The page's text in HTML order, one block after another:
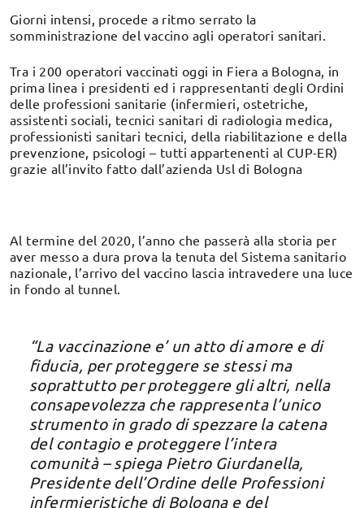
Giorni intensi, procede a ritmo serrato la
somministrazione del vaccino agli operatori sanitari.
Tra i 200 operatori vaccinati oggi in Fiera a Bologna, in
prima linea i presidenti ed i rappresentanti degli Ordini
delle professioni sanitarie (infermieri, ostetriche,
assistenti sociali, tecnici sanitari di radiologia medica,
professionisti sanitari tecnici, della riabilitazione e della
prevenzione, psicologi – tutti appartenenti al CUP-ER)
grazie all’invito fatto dall’azienda Usl di Bologna
Al termine del 2020, l’anno che passerà alla storia per
aver messo a dura prova la tenuta del Sistema sanitario
nazionale, l’arrivo del vaccino lascia intravedere una luce
in fondo al tunnel.
“La vaccinazione e’ un atto di amore e di
fiducia, per proteggere se stessi ma
soprattutto per proteggere gli altri, nella
consapevolezza che rappresenta l’unico
strumento in grado di spezzare la catena
del contagio e proteggere l’intera
comunità – spiega Pietro Giurdanella,
Presidente dell’Ordine delle Professioni
infermieristiche di Bologna e del